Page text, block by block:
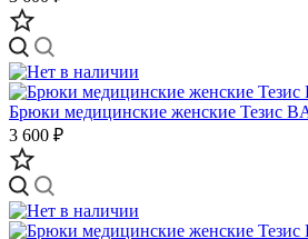
Брюки медицинские женские Тезис
3 600 ₽